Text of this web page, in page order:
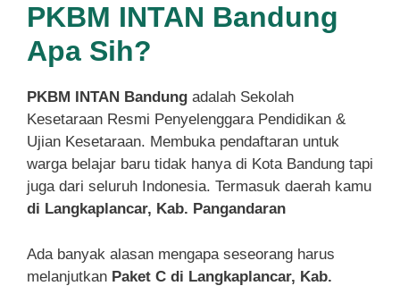
PKBM INTAN Bandung
Apa Sih?
PKBM INTAN Bandung adalah Sekolah
Kesetaraan Resmi Penyelenggara Pendidikan &
Ujian Kesetaraan. Membuka pendaftaran untuk
warga belajar baru tidak hanya di Kota Bandung tapi
juga dari seluruh Indonesia. Termasuk daerah kamu
di Langkaplancar, Kab. Pangandaran
Ada banyak alasan mengapa seseorang harus
melanjutkan Paket C di Langkaplancar, Kab.